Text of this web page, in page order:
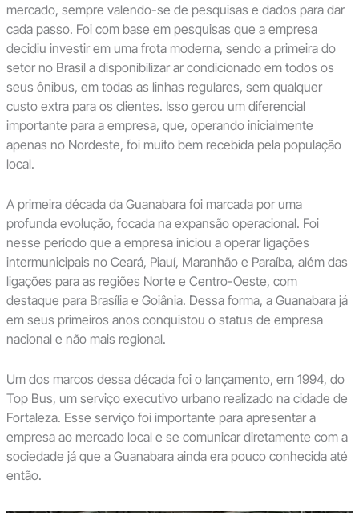
mercado, sempre valendo-se de pesquisas e dados para dar
cada passo. Foi com base em pesquisas que a empresa
decidiu investir em uma frota moderna, sendo a primeira do
setor no Brasil a disponibilizar ar condicionado em todos os
seus ônibus, em todas as linhas regulares, sem qualquer
custo extra para os clientes. Isso gerou um diferencial
importante para a empresa, que, operando inicialmente
apenas no Nordeste, foi muito bem recebida pela população
local.
A primeira década da Guanabara foi marcada por uma
profunda evolução, focada na expansão operacional. Foi
nesse período que a empresa iniciou a operar ligações
intermunicipais no Ceará, Piauí, Maranhão e Paraíba, além das
ligações para as regiões Norte e Centro-Oeste, com
destaque para Brasília e Goiânia. Dessa forma, a Guanabara já
em seus primeiros anos conquistou o status de empresa
nacional e não mais regional.
Um dos marcos dessa década foi o lançamento, em 1994, do
Top Bus, um serviço executivo urbano realizado na cidade de
Fortaleza. Esse serviço foi importante para apresentar a
empresa ao mercado local e se comunicar diretamente com a
sociedade já que a Guanabara ainda era pouco conhecida até
então.